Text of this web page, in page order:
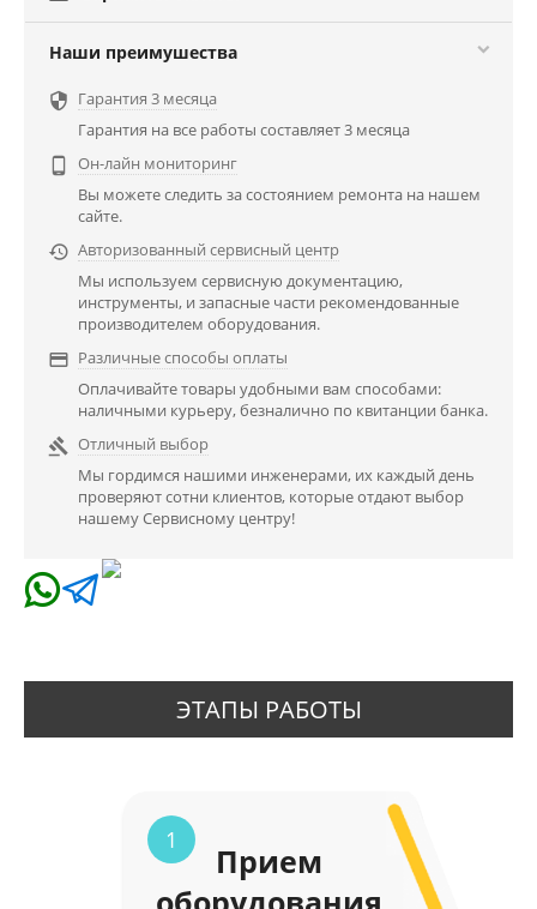
Наши преимушества
 Гарантия 3 месяца
Гарантия на все работы составляет 3 месяца

Он-лайн мониторинг
Вы можете следить за состоянием ремонта на нашем
сайте.
 Авторизованный сервисный центр
Мы используем сервисную документацию,
инструменты, и запасные части рекомендованные
производителем оборудования.
 Различные способы оплаты
Оплачивайте товары удобными вам способами:
наличными курьеру, безналично по квитанции банка.
 Отличный выбор
Мы гордимся нашими инженерами, их каждый день
проверяют сотни клиентов, которые отдают выбор
нашему Сервисному центру!
ЭТАПЫ РАБОТЫ
1
Прием